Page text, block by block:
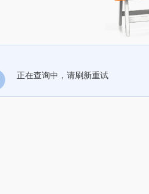
正在查询中，请刷新重试